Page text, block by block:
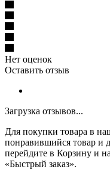
Нет оценок
Оставить отзыв
Загрузка отзывов...
Для покупки товара в
понравившийся товар и
перейдите в Корзину и
«Быстрый заказ».